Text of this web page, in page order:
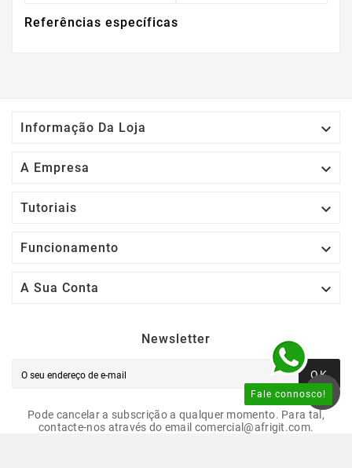
Referências específicas
Informação Da Loja 
A Empresa 
Tutoriais 
Funcionamento 
A Sua Conta 
Newsletter
OK
Pode cancelar a subscrição a qualquer momento. Para tal,
contacte-nos através do email comercial@afrigit.com.
Fale connosco!